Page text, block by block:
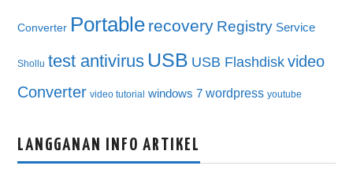
Converter Portable recovery Registry Service
Shollu test antivirus USB USB Flashdisk video
Converter video tutorial windows 7 wordpress youtube
LANGGANAN INFO ARTIKEL